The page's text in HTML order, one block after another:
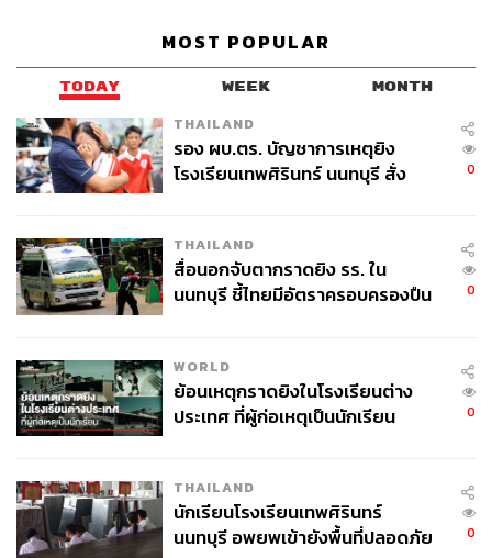
MOST POPULAR
TODAY WEEK MONTH
THAILAND
รอง ผบ.ตร. บัญชาการเหตุยิง
โรงเรียนเทพศิรินทร์ นนทบุรี สั่ง
0
THAILAND
สื่อนอกจับตากราดยิง รร. ใน
นนทบุรี ชี้ไทยมีอัตราครอบครองปืน
0
WORLD
ย้อนเหตุกราดยิงในโรงเรียนต่าง
ประเทศ ที่ผู้ก่อเหตุเป็นนักเรียน
0
THAILAND
นักเรียนโรงเรียนเทพศิรินทร์
นนทบุรี อพยพเข้ายังพื้นที่ปลอดภัย
0